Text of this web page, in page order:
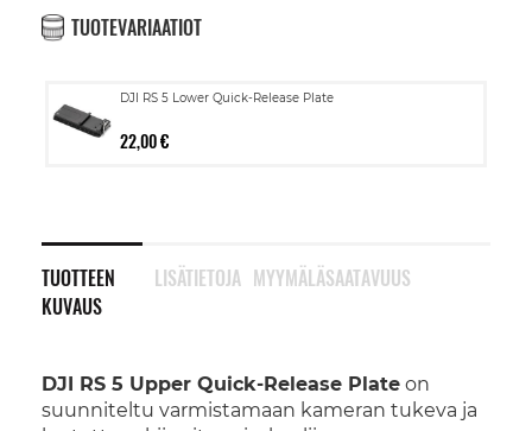
TUOTEVARIAATIOT
DJI RS 5 Lower Quick-Release Plate
22,00 €
TUOTTEEN
KUVAUS
DJI RS 5 Upper Quick-Release Plate on
suunniteltu varmistamaan kameran tukeva ja
LISÄTIETOJA MYYMÄLÄSAATAVUUS